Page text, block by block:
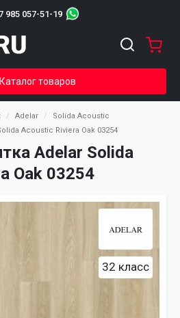
985 057-51-19
Каталог товаров
Adelar
Solida Acoustic
Acoustic Riviera Oak 03254
Adelar Solida
Oak 03254
32 класс